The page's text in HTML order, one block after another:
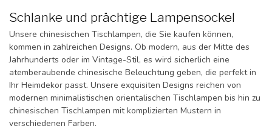
Schlanke und prächtige Lampensockel
Unsere chinesischen Tischlampen, die Sie kaufen können,
kommen in zahlreichen Designs. Ob modern, aus der Mitte des
Jahrhunderts oder im Vintage-Stil, es wird sicherlich eine
atemberaubende chinesische Beleuchtung geben, die perfekt in
Ihr Heimdekor passt. Unsere exquisiten Designs reichen von
modernen minimalistischen orientalischen Tischlampen bis hin zu
chinesischen Tischlampen mit komplizierten Mustern in
verschiedenen Farben.